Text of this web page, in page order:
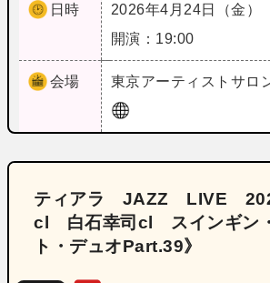
日時
2026年4月24日（金）
開演：19:00
会場 東京アーティストサロ
ティアラ JAZZ LIVE
cl 白石幸司cl スインギン
ト・デュオPart.39》